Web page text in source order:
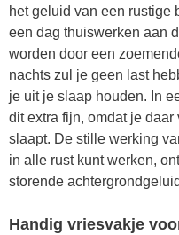
het geluid van een rustige
een dag thuiswerken aan
worden door een
nachts zul je geen last
je uit je slaap houden. In
dit extra fijn, omdat je
slaapt. De stille werking
in alle rust kunt werken,
storende
Handig vriesvakje